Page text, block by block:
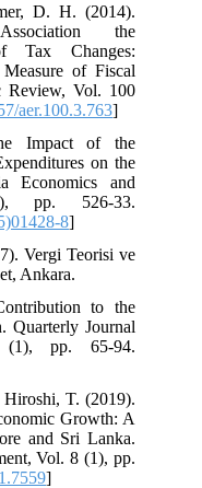
D. H. (2014).
the
Tax Changes:
of Fiscal
Review, Vol. 100
aer.100.3.763]
Impact of the
on the
Economics and
pp. 526-33.
8]
Vergi Teorisi ve
Ankara.
to the
Quarterly Journal
pp. 65-94.
T. (2019).
Growth: A
and Sri Lanka.
Vol. 8 (1), pp.
]